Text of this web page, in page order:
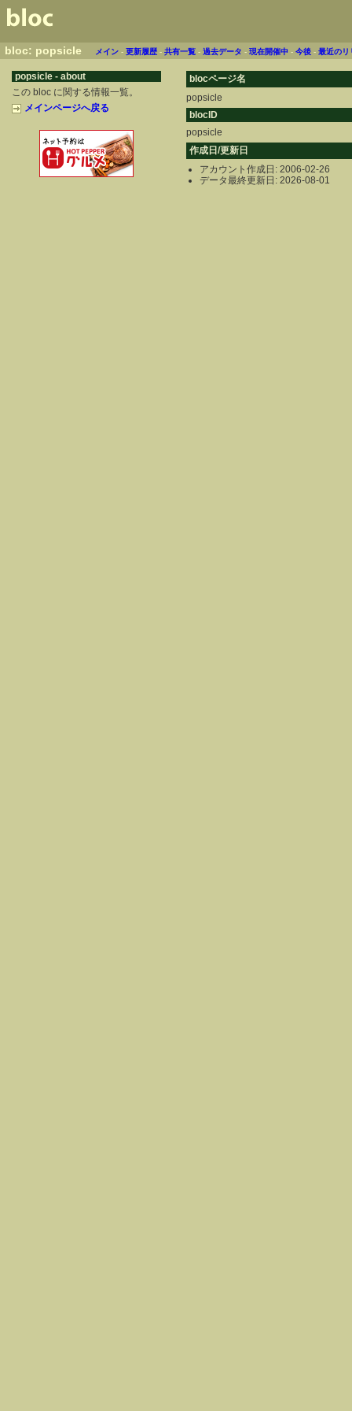
bloc: popsicle メイン -更新履歴 -共有一覧 -過去データ -現在開催中 -今後 -最近のリ
popsicle - about
この bloc に関する情報一覧。
メインページへ戻る
blocページ名
popsicle
blocID
popsicle
作成日/更新日
アカウント作成日: 2006-02-26
データ最終更新日: 2026-08-01